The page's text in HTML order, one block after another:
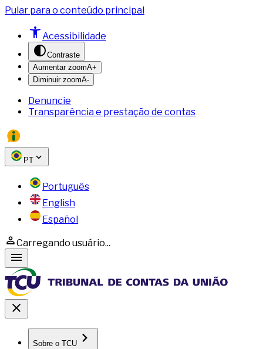
Pular para o conteúdo principal
Acessibilidade
Contraste
Aumentar zoomA+
Diminuir zoomA-
Denuncie
Transparência e prestação de contas
PT
Português
English
Español
Carregando usuário...
Sobre o TCU